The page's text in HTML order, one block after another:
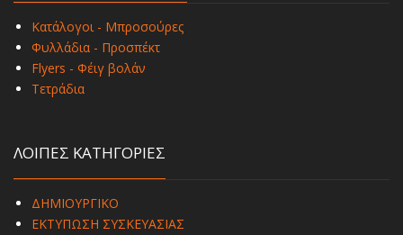
Κατάλογοι - Μπροσούρες
Φυλλάδια - Προσπέκτ
Flyers - Φέιγ βολάν
Τετράδια
ΛΟΙΠΕΣ ΚΑΤΗΓΟΡΙΕΣ
ΔΗΜΙΟΥΡΓΙΚΟ
ΕΚΤΥΠΩΣΗ ΣΥΣΚΕΥΑΣΙΑΣ